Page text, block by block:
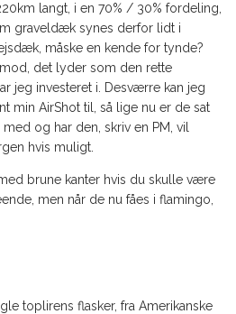
langt, i en 70% / 30% fordeling,
graveldæk synes derfor lidt i
måske en kende for tynde?
det lyder som den rette
jeg investeret i. Desværre kan jeg
min AirShot til, så lige nu er de sat
og har den, skriv en PM, vil
hvis muligt.
brune kanter hvis du skulle være
men når de nu fåes i flamingo,
toplirens flasker, fra Amerikanske